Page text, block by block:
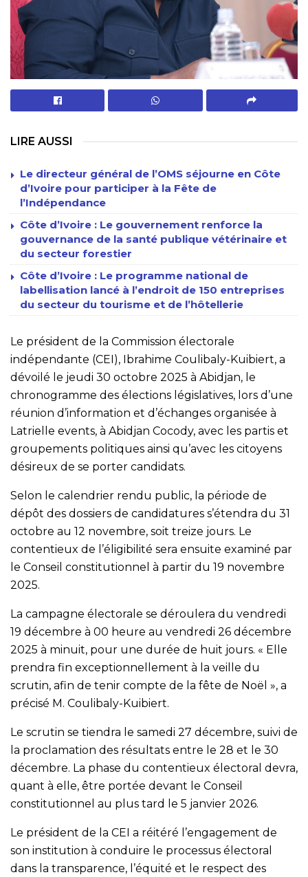
LIRE AUSSI
Le directeur général de l’OMS séjourne en Côte
d’Ivoire pour participer à la Fête de
l’Indépendance
Côte d’Ivoire : Le gouvernement renforce la
gouvernance de la santé publique vétérinaire et
du secteur forestier
Côte d’Ivoire : Le programme national de
labellisation lancé à l’endroit de 150 entreprises
du secteur du tourisme et de l’hôtellerie
Le président de la Commission électorale
indépendante (CEI), Ibrahime Coulibaly-Kuibiert, a
dévoilé le jeudi 30 octobre 2025 à Abidjan, le
chronogramme des élections législatives, lors d’une
réunion d’information et d’échanges organisée à
Latrielle events, à Abidjan Cocody, avec les partis et
groupements politiques ainsi qu’avec les citoyens
désireux de se porter candidats.
Selon le calendrier rendu public, la période de
dépôt des dossiers de candidatures s’étendra du 31
octobre au 12 novembre, soit treize jours. Le
contentieux de l’éligibilité sera ensuite examiné par
le Conseil constitutionnel à partir du 19 novembre
2025.
La campagne électorale se déroulera du vendredi
19 décembre à 00 heure au vendredi 26 décembre
2025 à minuit, pour une durée de huit jours. « Elle
prendra fin exceptionnellement à la veille du
scrutin, afin de tenir compte de la fête de Noël », a
précisé M. Coulibaly-Kuibiert.
Le scrutin se tiendra le samedi 27 décembre, suivi de
la proclamation des résultats entre le 28 et le 30
décembre. La phase du contentieux électoral devra,
quant à elle, être portée devant le Conseil
constitutionnel au plus tard le 5 janvier 2026.
Le président de la CEI a réitéré l’engagement de
son institution à conduire le processus électoral
dans la transparence, l’équité et le respect des